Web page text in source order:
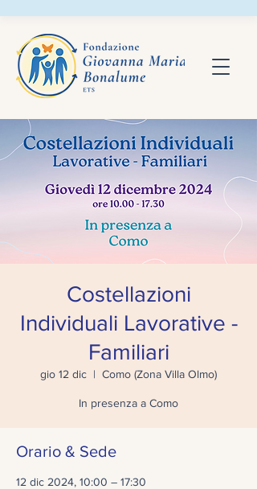
Costellazioni
Individuali Lavorative -
Familiari
gio 12 dic
  |
Como (Zona Villa Olmo)
In presenza a Como
Orario & Sede
12 dic 2024, 10:00 – 17:30